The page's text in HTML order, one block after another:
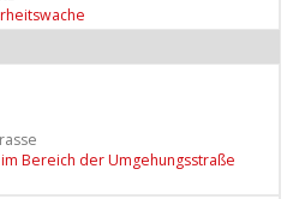
Bereich der Umgehungsstraße